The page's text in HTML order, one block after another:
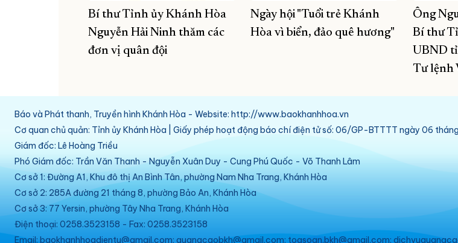
Bí thư Tỉnh ủy Khánh Hòa
Nguyễn Hải Ninh thăm các
đơn vị quân đội
Ngày hội "Tuổi trẻ Khánh
Hòa vì biển, đảo quê hương"
Ông
Bí thư
UBND
Tư lệnh
Báo và Phát thanh, Truyền hình Khánh Hòa - Website: http://www.baokhanhhoa.vn
Cơ quan chủ quản: Tỉnh ủy Khánh Hòa | Giấy phép hoạt động báo chí điện tử số: 06/GP-BTTTT ngày 06
Giám đốc: Lê Hoàng Triều
Phó Giám đốc: Trần Văn Thanh - Nguyễn Xuân Duy - Cung Phú Quốc - Võ Thanh Lâm
Cơ sở 1: Đường A1, Khu đô thị An Bình Tân, phường Nam Nha Trang, Khánh Hòa
Cơ sở 2: 285A đường 21 tháng 8, phường Bảo An, Khánh Hòa
Cơ sở 3: 77 Yersin, phường Tây Nha Trang, Khánh Hòa
Điện thoại: 0258.3523158 - Fax: 0258.3523158
Email: baokhanhhoadientu@gmail.com; quangcaobkh@gmail.com; toasoan.bkh@gmail.com;